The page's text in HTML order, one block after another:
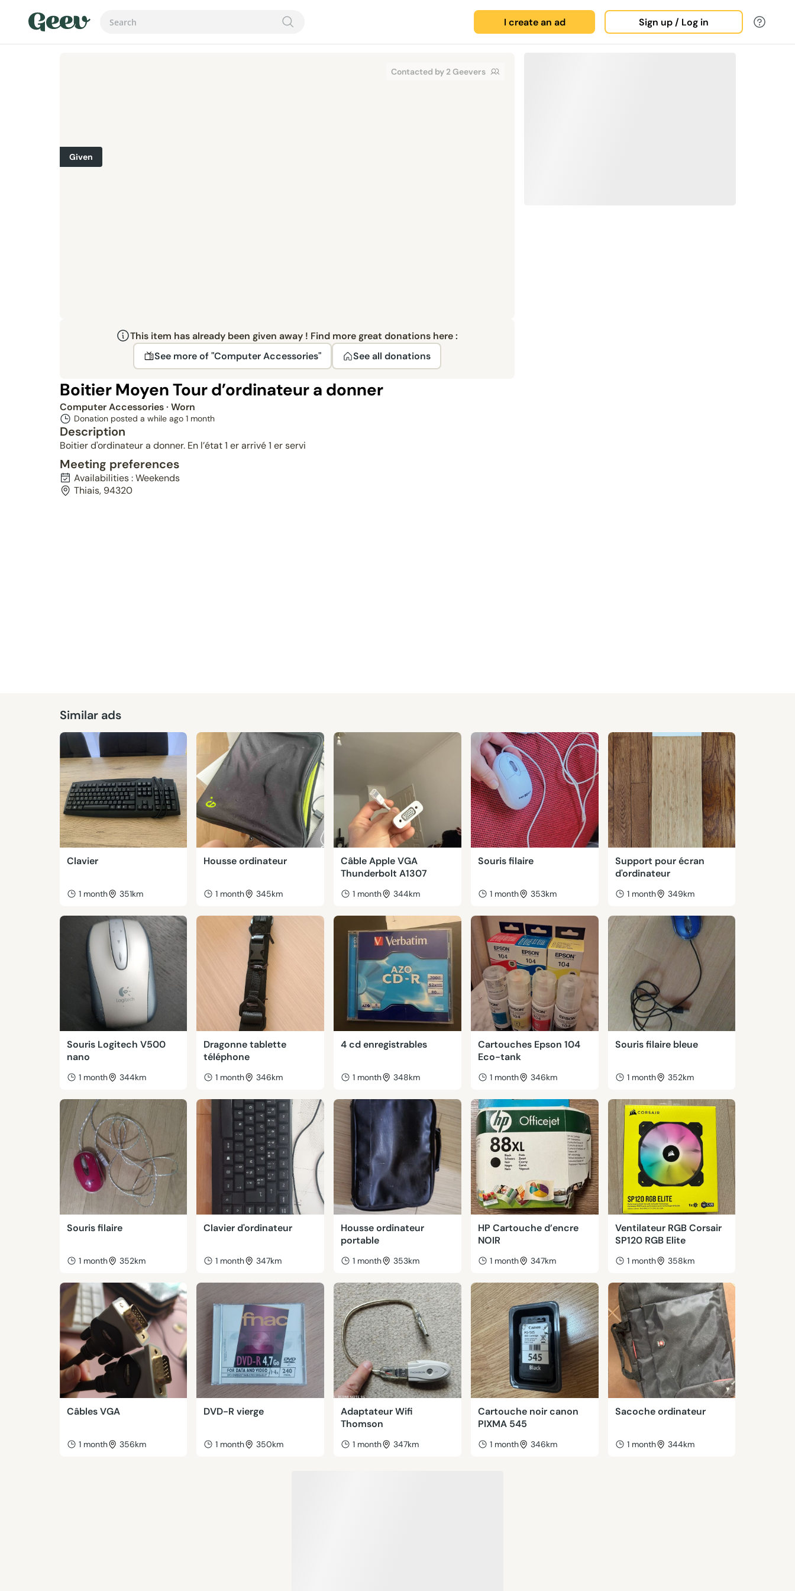
I create an ad Sign up / Log in
Contacted by 2 Geevers
Given
This item has already been given away ! Find more great donations here :
See more of "Computer Accessories"
See all donations
Boitier Moyen Tour d’ordinateur a donner
Computer Accessories· Worn
Donation posted a while ago 1 month
Description
Boitier d'ordinateur a donner. En l’état 1 er arrivé 1 er servi
Meeting preferences
Availabilities : Weekends
Thiais, 94320
Similar ads
Clavier
1 month 351km
Housse ordinateur
1 month 345km
Câble Apple VGA
Thunderbolt A1307
1 month 344km
Souris filaire
1 month 353km
Support pour écran
d'ordinateur
1 month 349km
Souris Logitech V500
nano
1 month 344km
Dragonne tablette
téléphone
1 month 346km
4 cd enregistrables
1 month 348km
Cartouches Epson 104
Eco-tank
1 month 346km
Souris filaire bleue
1 month 352km
Souris filaire
1 month 352km
Clavier d'ordinateur
1 month 347km
Housse ordinateur
portable
1 month 353km
HP Cartouche d’encre
NOIR
1 month 347km
Ventilateur RGB Corsair
SP120 RGB Elite
1 month 358km
Câbles VGA
1 month 356km
DVD-R vierge
1 month 350km
Adaptateur Wifi
Thomson
1 month 347km
Cartouche noir canon
PIXMA 545
1 month 346km
Sacoche ordinateur
1 month 344km